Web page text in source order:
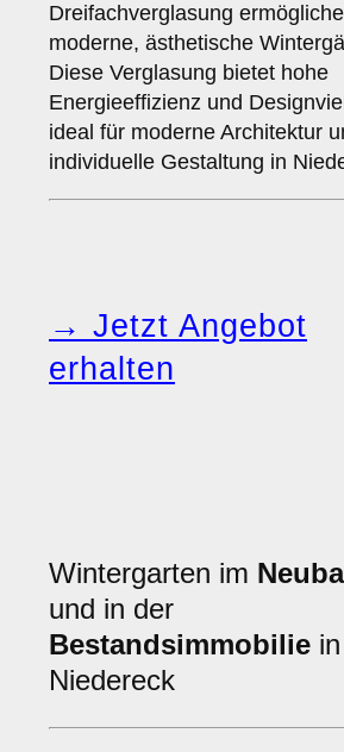
Dreifachverglasung
moderne, ästhetische
Diese Verglasung bietet hohe
Energieeffizienz und
ideal für moderne Architektur
individuelle Gestaltung in
→ Jetzt Angebot
erhalten
Wintergarten im
und in der
Bestandsimmobilie in
Niedereck